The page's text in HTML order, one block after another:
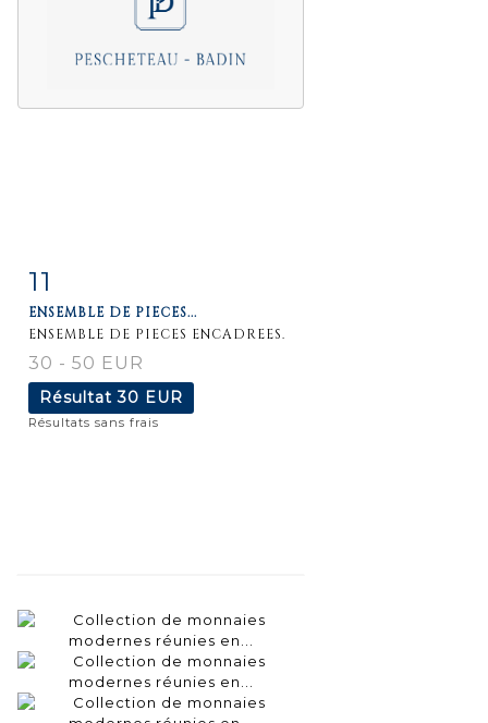
11
ENSEMBLE DE PIECES...
ENSEMBLE DE PIECES ENCADREES.
30 - 50 EUR
Résultat30 EUR
Résultats sans frais